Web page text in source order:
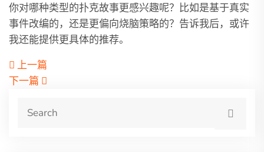
你对哪种类型的扑克故事更感兴趣呢？比如是基于真实
事件改编的，还是更偏向烧脑策略的？告诉我后，或许
我还能提供更具体的推荐。
上一篇
下一篇